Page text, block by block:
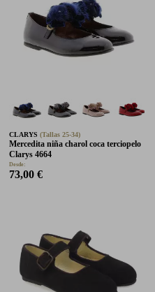
CLARYS (Tallas 25-34)
Mercedita niña charol coca terciopelo
Clarys 4664
Desde:
73,00 €